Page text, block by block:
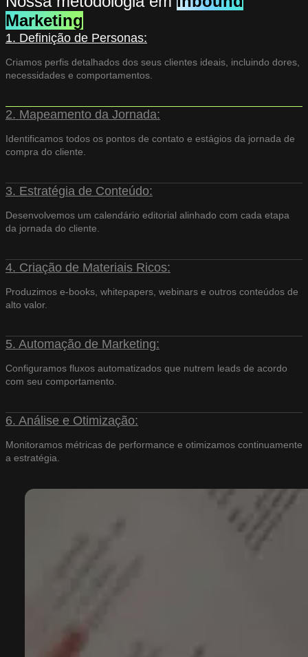
Marketing
1. Definição de Personas:
Criamos perfis detalhados dos seus clientes ideais, incluindo dores,
necessidades e comportamentos.
2. Mapeamento da Jornada:
Identificamos todos os pontos de contato e estágios da jornada de
compra do cliente.
3. Estratégia de Conteúdo:
Desenvolvemos um calendário editorial alinhado com cada etapa
da jornada do cliente.
4. Criação de Materiais Ricos:
Produzimos e-books, whitepapers, webinars e outros conteúdos de
alto valor.
5. Automação de Marketing:
Configuramos fluxos automatizados que nutrem leads de acordo
com seu comportamento.
6. Análise e Otimização:
Monitoramos métricas de performance e otimizamos continuamente
a estratégia.